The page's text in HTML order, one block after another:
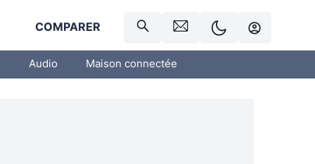
COMPARER
Audio Maison connectée